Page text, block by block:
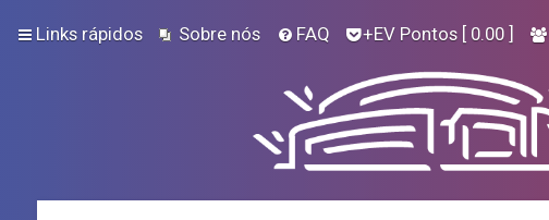
Links rápidos Sobre nós FAQ +EV Pontos [ 0.00 ]